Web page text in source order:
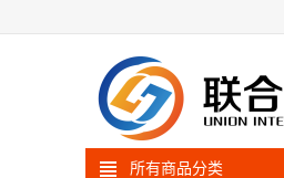
所有商品分类